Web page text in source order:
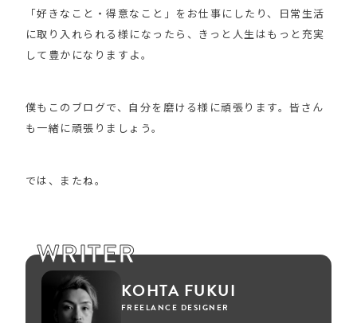
「好きなこと・得意なこと」をお仕事にしたり、日常生活
に取り入れられる様になったら、きっと人生はもっと充実
して豊かになりますよ。
僕もこのブログで、自分を磨ける様に頑張ります。皆さん
も一緒に頑張りましょう。
では、またね。
WRITER
KOHTA FUKUI
FREELANCE DESIGNER